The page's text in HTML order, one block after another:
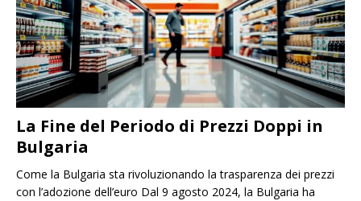
La Fine del Periodo di Prezzi Doppi in
Bulgaria
Come la Bulgaria sta rivoluzionando la trasparenza dei prezzi
con l’adozione dell’euro Dal 9 agosto 2024, la Bulgaria ha